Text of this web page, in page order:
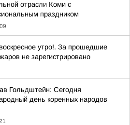
отрасли Коми с
праздником
утро!. За прошедшие
не зарегистрировано
Гольдштейн: Сегодня
день коренных народов